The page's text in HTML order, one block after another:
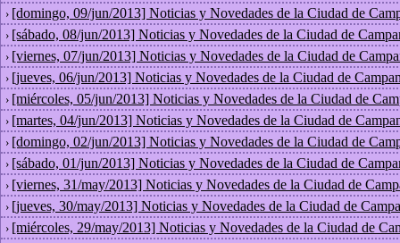
› [domingo, 09/jun/2013] Noticias y Novedades de la Ciudad de
› [sábado, 08/jun/2013] Noticias y Novedades de la Ciudad de
› [viernes, 07/jun/2013] Noticias y Novedades de la Ciudad de
› [jueves, 06/jun/2013] Noticias y Novedades de la Ciudad de
› [miércoles, 05/jun/2013] Noticias y Novedades de la Ciudad de
› [martes, 04/jun/2013] Noticias y Novedades de la Ciudad de
› [domingo, 02/jun/2013] Noticias y Novedades de la Ciudad de
› [sábado, 01/jun/2013] Noticias y Novedades de la Ciudad de
› [viernes, 31/may/2013] Noticias y Novedades de la Ciudad de
› [jueves, 30/may/2013] Noticias y Novedades de la Ciudad de
› [miércoles, 29/may/2013] Noticias y Novedades de la Ciudad de